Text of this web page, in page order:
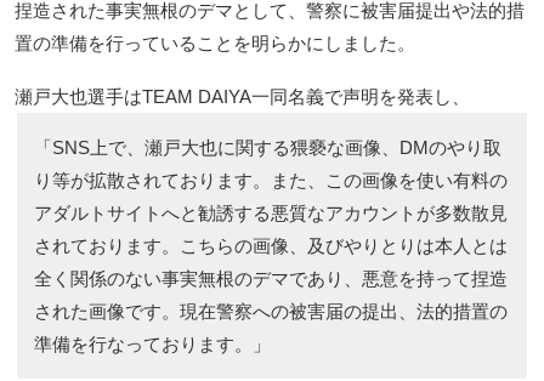
捏造された事実無根のデマとして、警察に被害届提出や法的措
置の準備を行っていることを明らかにしました。
瀬戸大也選手はTEAM DAIYA一同名義で声明を発表し、
「SNS上で、瀬戸大也に関する猥褻な画像、DMのやり取
り等が拡散されております。また、この画像を使い有料の
アダルトサイトへと勧誘する悪質なアカウントが多数散見
されております。こちらの画像、及びやりとりは本人とは
全く関係のない事実無根のデマであり、悪意を持って捏造
された画像です。現在警察への被害届の提出、法的措置の
準備を行なっております。」